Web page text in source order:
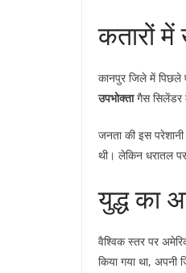
​कतारों
​कानपुर जिले में पिछले
उपभोक्तागैस सिलेंडर
​जनता की इस
थी। लेकिन धरातल
​युद्ध का
​वैश्विक स्तर पर
किया गया था, अपनी